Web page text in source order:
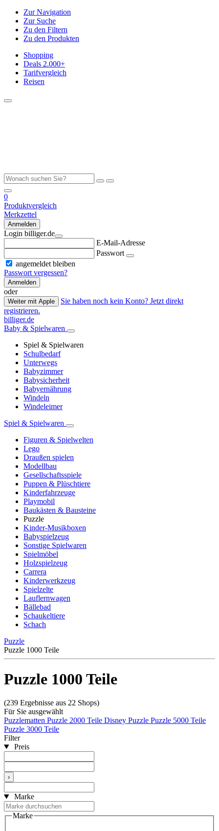
Zur Navigation
Zur Suche
Zu den Filtern
Zu den Produkten
Shopping
Deals 2.000+
Tarifvergleich
Reisen
0
Produktvergleich
Merkzettel
Anmelden
Login billiger.de
E-Mail-Adresse
Passwort
angemeldet bleiben
Passwort vergessen?
Anmelden
oder
Weiter mit Apple
Sie haben noch kein Konto? Jetzt direkt
registrieren.
billiger.de
Baby & Spielwaren
Spiel & Spielwaren
Schulbedarf
Unterwegs
Babyzimmer
Babysicherheit
Babyernährung
Windeln
Windeleimer
Spiel & Spielwaren
Figuren & Spielwelten
Lego
Draußen spielen
Modellbau
Gesellschaftsspiele
Puppen & Plüschtiere
Kinderfahrzeuge
Playmobil
Baukästen & Bausteine
Puzzle
Kinder-Musikboxen
Babyspielzeug
Sonstige Spielwaren
Spielmöbel
Holzspielzeug
Carrera
Kinderwerkzeug
Spielzelte
Lauflernwagen
Bällebad
Schaukeltiere
Schach
Puzzle
Puzzle 1000 Teile
Puzzle 1000 Teile
(239 Ergebnisse aus 22 Shops)
Für Sie ausgewählt
Puzzlematten Puzzle 2000 Teile Disney Puzzle Puzzle 5000 Teile
Puzzle 3000 Teile
Filter
Preis
›
Marke
Marke